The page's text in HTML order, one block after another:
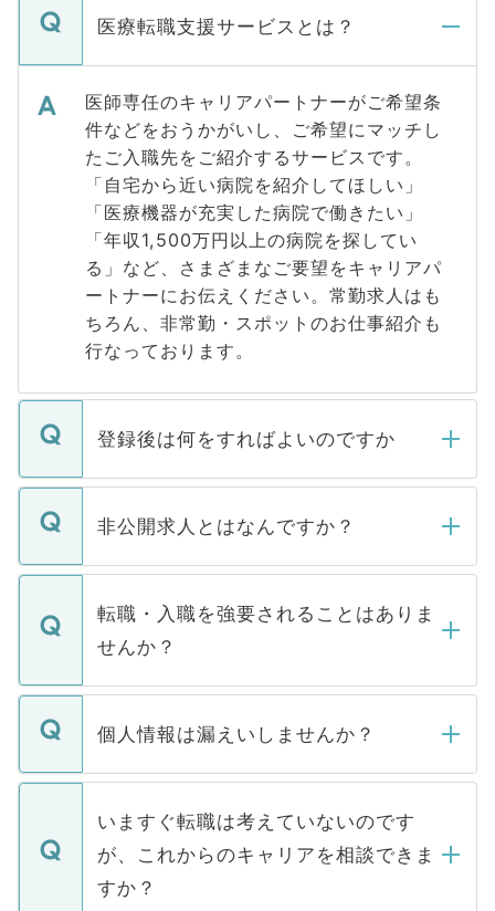
医療転職支援サービスとは？
医師専任のキャリアパートナーがご希望条
件などをおうかがいし、ご希望にマッチし
たご入職先をご紹介するサービスです。
「自宅から近い病院を紹介してほしい」
「医療機器が充実した病院で働きたい」
「年収1,500万円以上の病院を探してい
る」など、さまざまなご要望をキャリアパ
ートナーにお伝えください。常勤求人はも
ちろん、非常勤・スポットのお仕事紹介も
行なっております。
登録後は何をすればよいのですか
ご登録いただきましたら、弊社担当者がご
登録内容を確認し、その後メールもしくは
ます。通常、5営業日以内にはご連絡をせて
いただきますので、しばらくお待ちくださ
い。
非公開求人とはなんですか？
マイナビDOCTORで取り扱っている求人の
うち約3割は、Webサイトからご覧いただ
けない「非公開求人」です。非公開求人は
下記の理由によって、一般には公開してい
ません。
■応募殺到を避けるため 人気のある医療機
関を公にしてしまうと、応募が殺到する場
に、医療機関が求める条件に合った人材の
みを人材紹介会社に依頼するケースが増え
ています。
転職・入職を強要されることはありま
せんか？
転職・入職を強要することは一切ありませ
ん。また、仮に応募先から内定をいただい
定を承諾する必要はありません。内定先へ
の辞退の連絡はキャリアパートナーが行い
ますので、ご安心ください。
個人情報は漏えいしませんか？
個人情報が漏えいすることはありませんの
で、ご安心ください。当サイトからの登録
などで収集したご登録者様の個人情報は、
ご本人のキャリアアップおよび転職活動の
支援を目的に使用いたします。お預かりし
いますぐ転職は考えていないのです
が、これからのキャリアを相談できま
すか？